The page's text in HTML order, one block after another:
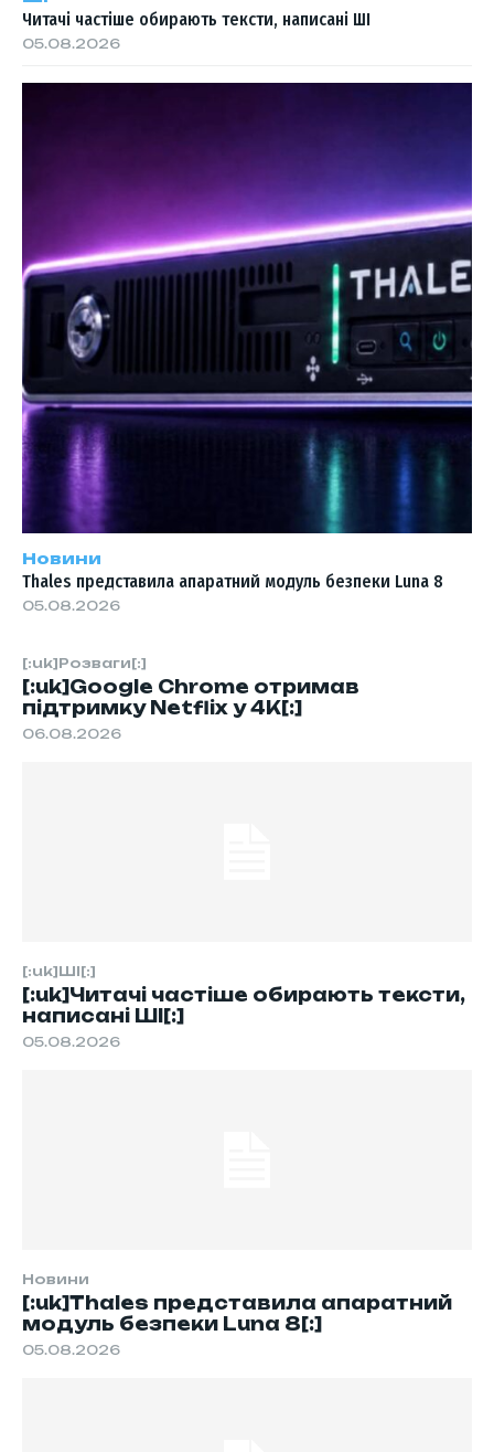
[:uk]Розваги[:]
[:uk]Google Chrome отримав
підтримку Netflix у 4K[:]
06.08.2026
[:uk]ШІ[:]
[:uk]Читачі частіше обирають тексти,
написані ШІ[:]
05.08.2026
Новини
[:uk]Thales представила апаратний
модуль безпеки Luna 8[:]
05.08.2026
Читачі частіше обирають тексти, написані ШІ
05.08.2026
Новини
Thales представила апаратний модуль безпеки Luna 8
05.08.2026